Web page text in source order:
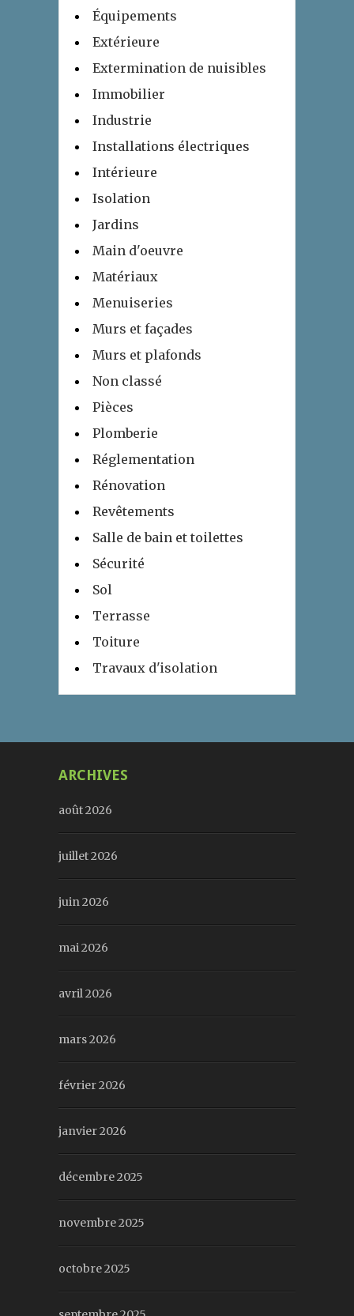
Équipements
Extérieure
Extermination de nuisibles
Immobilier
Industrie
Installations électriques
Intérieure
Isolation
Jardins
Main d'oeuvre
Matériaux
Menuiseries
Murs et façades
Murs et plafonds
Non classé
Pièces
Plomberie
Réglementation
Rénovation
Revêtements
Salle de bain et toilettes
Sécurité
Sol
Terrasse
Toiture
Travaux d'isolation
ARCHIVES
août 2026
juillet 2026
juin 2026
mai 2026
avril 2026
mars 2026
février 2026
janvier 2026
décembre 2025
novembre 2025
octobre 2025